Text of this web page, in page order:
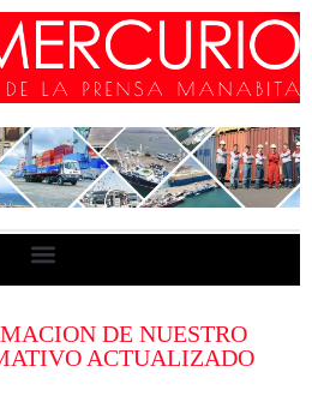
DE NUESTRO
ACTUALIZADO